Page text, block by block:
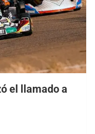
el llamado a